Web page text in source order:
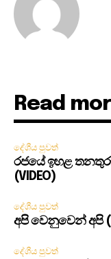
Read
දේශීය පුවත්
රජයේ ඉහළ
(VIDEO)
දේශීය පුවත්
අපි වෙනුවෙන් අපි
දේශීය පුවත්